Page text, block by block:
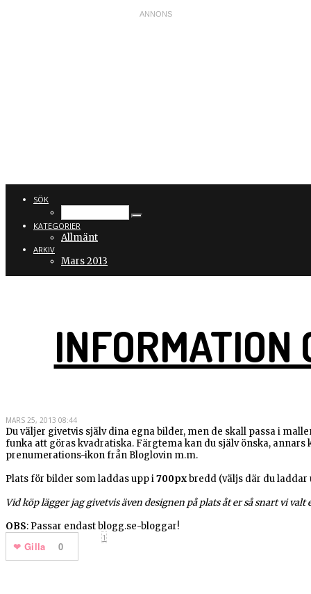
SÖK
KATEGORIER
Allmänt
ARKIV
Mars 2013
INFORMATION
MARS 25, 2013 08:44
Du väljer givetvis själv dina egna bilder, men de skall passa i
funka att göras kvadratiska. Färgtema kan du själv önska,
prenumerations-ikon från Bloglovin m.m.
Plats för bilder som laddas upp i700pxbredd (väljs där du laddar
Vid köp lägger jag givetvis även designen på plats åt er så snart vi
OBS: Passar endast blogg.se-bloggar!
0
Gilla
1